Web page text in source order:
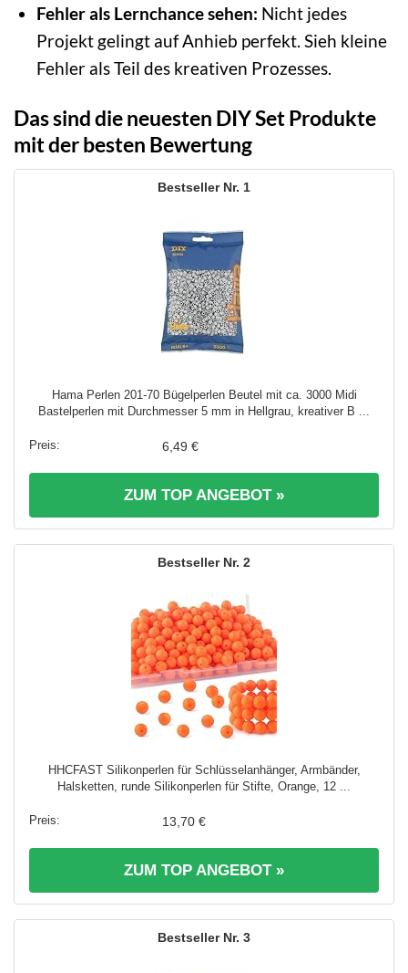
Fehler als Lernchance sehen: Nicht jedes
Projekt gelingt auf Anhieb perfekt. Sieh kleine
Fehler als Teil des kreativen Prozesses.
Das sind die neuesten DIY Set Produkte
mit der besten Bewertung
1
Hama Perlen 201-70 Bügelperlen Beutel mit ca. 3000 Midi
Bastelperlen mit Durchmesser 5 mm in Hellgrau, kreativer B ...
6,49 €
ZUM TOP ANGEBOT »
2
HHCFAST Silikonperlen für Schlüsselanhänger, Armbänder,
Halsketten, runde Silikonperlen für Stifte, Orange, 12 ...
13,70 €
ZUM TOP ANGEBOT »
3